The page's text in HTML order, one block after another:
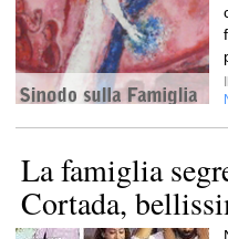
La famiglia
Cortada,